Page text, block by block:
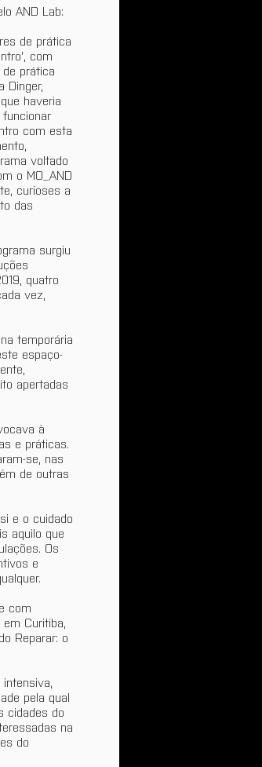
AND Lab:
de prática
com
prática
Dinger,
haveria
com esta
voltado
o MO_AND
curioses a
das
surgiu
quatro
vez,
temporária
espaço-
apertadas
à
e práticas.
se, nas
de outras
e o cuidado
aquilo que
Os
e
com
Curitiba,
Reparar: o
pela qual
cidades do
na
do